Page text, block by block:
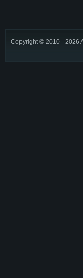
Copyright © 2010 - 2026